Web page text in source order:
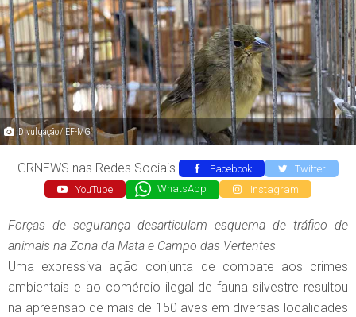
Divulgação/IEF-MG
GRNEWS nas Redes Sociais Facebook
Twitter
YouTube
WhatsApp Instagram
Forças de segurança desarticulam esquema de tráfico de
animais na Zona da Mata e Campo das Vertentes
Uma expressiva ação conjunta de combate aos crimes
ambientais e ao comércio ilegal de fauna silvestre resultou
na apreensão de mais de 150 aves em diversas localidades